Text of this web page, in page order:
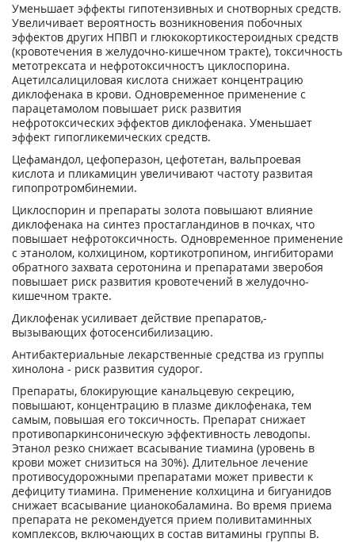
Уменьшает эффекты гипотензивных и снотворных средств.
Увеличивает вероятность возникновения побочных
эффектов других НПВП и глюкокортикостероидных средств
(кровотечения в желудочно-кишечном тракте), токсичность
метотрексата и нефротоксичностъ циклоспорина.
Ацетилсалициловая кислота снижает концентрацию
диклофенака в крови. Одновременное применение с
парацетамолом повышает риск развития
нефротоксических эффектов диклофенака. Уменьшает
эффект гипогликемических средств.
Цефамандол, цефоперазон, цефотетан, вальпроевая
кислота и пликамицин увеличивают частоту развитая
гипопротромбинемии.
Циклоспорин и препараты золота повышают влияние
диклофенака на синтез простагландинов в почках, что
повышает нефротоксичность. Одновременное применение
с этанолом, колхицином, кортикотропином, ингибиторами
обратного захвата серотонина и препаратами зверобоя
повышает риск развития кровотечений в желудочно-
кишечном тракте.
Диклофенак усиливает действие препаратов,-
вызывающих фотосенсибилизацию.
Антибактериальные лекарственные средства из группы
хинолона - риск развития судорог.
Препараты, блокирующие канальцевую секрецию,
повышают, концентрацию в плазме диклофенака, тем
самым, повышая его токсичность. Препарат снижает
противопаркинсоническую эффективность леводопы.
Этанол резко снижает всасывание тиамина (уровень в
крови может снизиться на 30%). Длительное лечение
противосудорожными препаратами может привести к
дефициту тиамина. Применение колхицина и бигуанидов
снижает всасывание цианокобаламина. Во время приема
препарата не рекомендуется прием поливитаминных
комплексов, включающих в состав витамины группы В.